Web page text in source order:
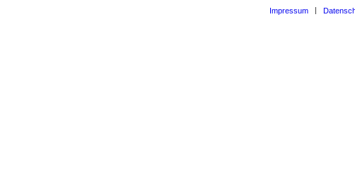
Impressum